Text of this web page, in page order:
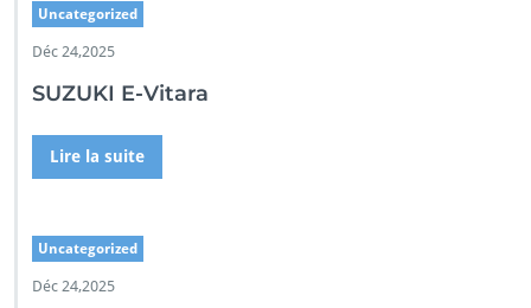
Uncategorized
Déc 24,2025
SUZUKI E-Vitara
Lire la suite
Uncategorized
Déc 24,2025